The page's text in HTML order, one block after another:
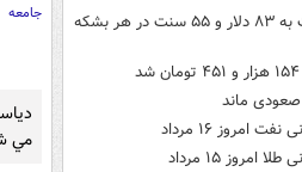
قیمت نفت به ۸۳ دلار و ۵۵ سنت در هر بشکه
ماند
امروز ۱۶ مرداد
امروز ۱۵ مرداد
جامعه
مي